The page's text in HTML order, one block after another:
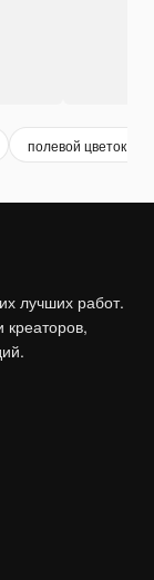
полевой цветок
лучших работ.